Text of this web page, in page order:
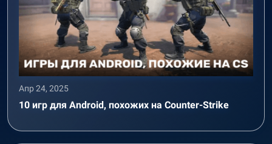
Апр 24, 2025
10 игр для Android, похожих на Counter-Strike